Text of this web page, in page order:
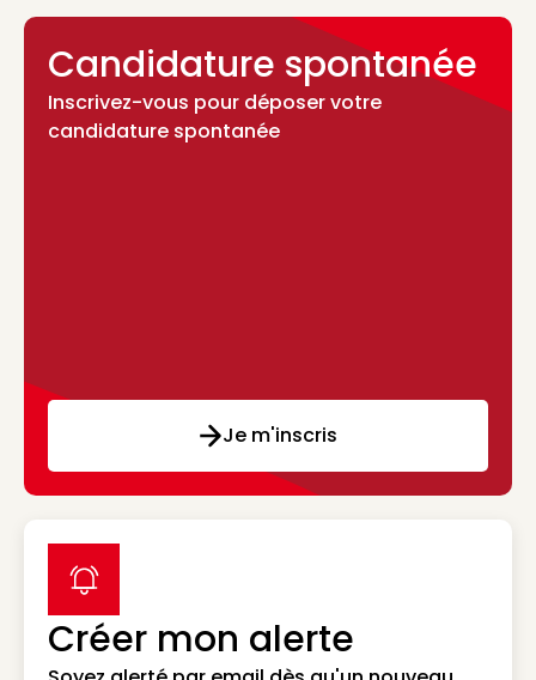
Candidature spontanée
Inscrivez-vous pour déposer votre
candidature spontanée
Je m'inscris
Créer mon alerte
label icon